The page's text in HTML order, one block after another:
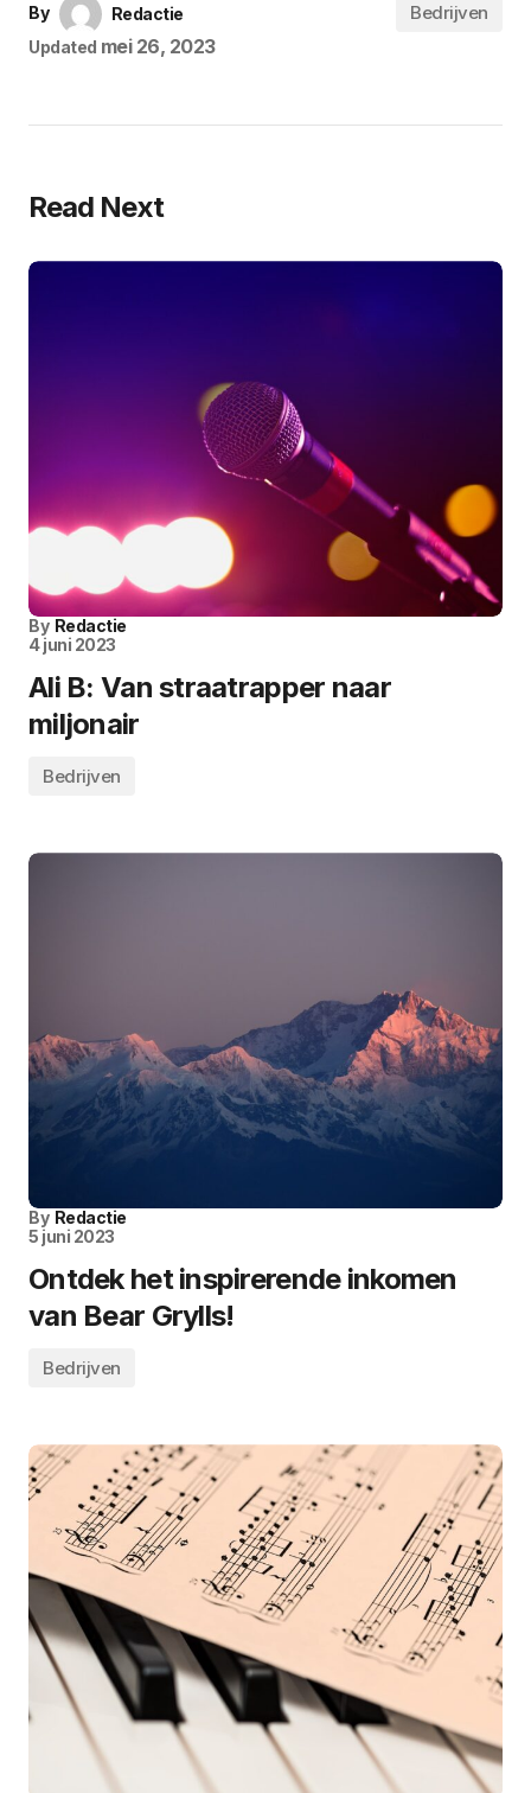
By
Redactie
Updated mei 26, 2023
Bedrijven
Read Next
By Redactie
4 juni 2023
Ali B: Van straatrapper naar
miljonair
Bedrijven
By Redactie
5 juni 2023
Ontdek het inspirerende inkomen
van Bear Grylls!
Bedrijven